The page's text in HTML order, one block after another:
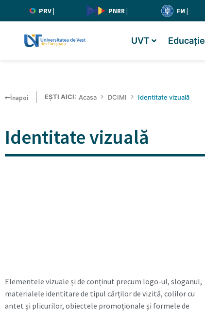
PRV| PNRR| FM |
UVT Educație
Înapoi EȘTI AICI: Acasa DCIMI Identitate vizuală
Identitate vizuală
Elementele vizuale și de conținut precum logo-ul, sloganul,
materialele identitare de tipul cărților de vizită, colilor cu
antet și plicurilor, obiectele promoționale și formele de